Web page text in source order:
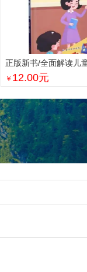
正版新书/全面解读儿
列：学点心理学
正版新书/全面解读儿
列：学点心理学
￥ 12.00元